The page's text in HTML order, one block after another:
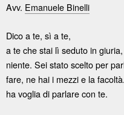
Avv. Emanuele Binelli
Dico a te, sì a te,
a te che stai lì seduto in
niente. Sei stato scelto per
fare, ne hai i mezzi e la
ha voglia di parlare con te.